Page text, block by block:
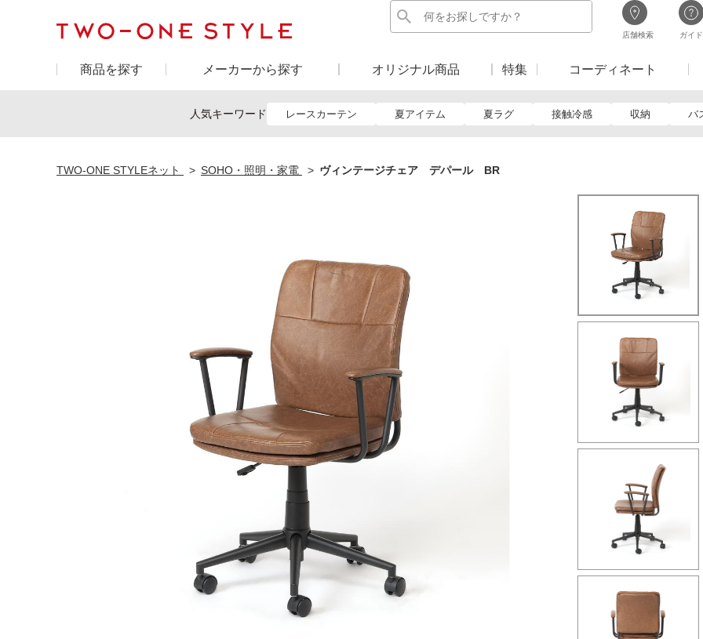
店舗検索 ガイド
商品を探す メーカーから探す オリジナル商品 特集 コーディネート
人気キーワード レースカーテン 夏アイテム 夏ラグ 接触冷感 収納 バ
TWO-ONE STYLEネット SOHO・照明・家電 ヴィンテージチェア デパール BR